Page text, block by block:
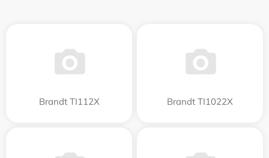
Brandt TI112X Brandt TI1022X